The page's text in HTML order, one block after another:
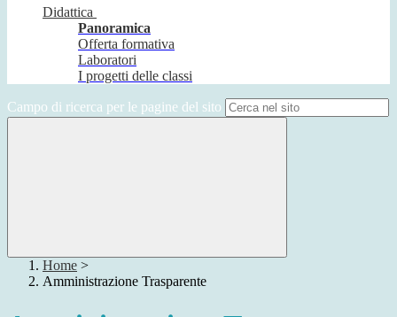
Didattica
Panoramica
Offerta formativa
Laboratori
I progetti delle classi
Campo di ricerca per le pagine del sito
Home >
Amministrazione Trasparente